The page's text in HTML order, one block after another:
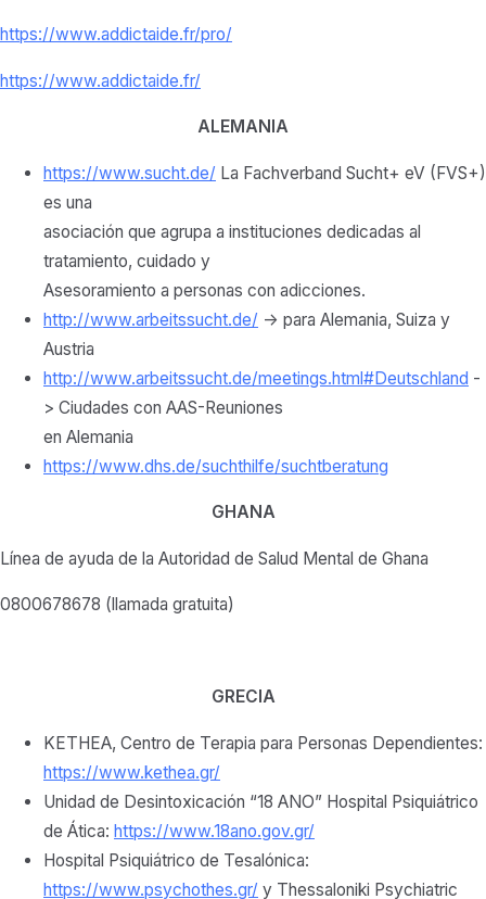
https://www.addictaide.fr/pro/
https://www.addictaide.fr/
ALEMANIA
https://www.sucht.de/ La Fachverband Sucht+ eV (FVS+)
es una
asociación que agrupa a instituciones dedicadas al
tratamiento, cuidado y
Asesoramiento a personas con adicciones.
http://www.arbeitssucht.de/ -> para Alemania, Suiza y
Austria
http://www.arbeitssucht.de/meetings.html#Deutschland -
> Ciudades con AAS-Reuniones
en Alemania
https://www.dhs.de/suchthilfe/suchtberatung
GHANA
Línea de ayuda de la Autoridad de Salud Mental de Ghana
0800678678 (llamada gratuita)
GRECIA
KETHEA, Centro de Terapia para Personas Dependientes:
https://www.kethea.gr/
Unidad de Desintoxicación “18 ANO” Hospital Psiquiátrico
de Ática: https://www.18ano.gov.gr/
Hospital Psiquiátrico de Tesalónica:
https://www.psychothes.gr/ y Thessaloniki Psychiatric